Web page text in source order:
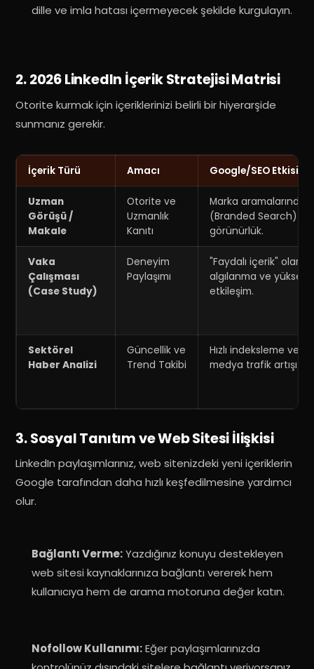
dille ve imla hatası içermeyecek şekilde kurgulayın.
2. 2026 LinkedIn İçerik Stratejisi Matrisi
Otorite kurmak için içeriklerinizi belirli bir hiyerarşide
sunmanız gerekir.
İçerik Türü Amacı Google/SEO Etkisi
Uzman
Görüşü /
Makale
Otorite ve
Uzmanlık
Kanıtı
Marka aramalarında
(Branded Search)
görünürlük.
Vaka
Çalışması
(Case Study)
Deneyim
Paylaşımı
"Faydalı içerik" olarak
algılanma ve yüksek
etkileşim.
Sektörel
Haber Analizi
Güncellik ve
Trend Takibi
Hızlı indeksleme ve
medya trafik artışı
3. Sosyal Tanıtım ve Web Sitesi İlişkisi
LinkedIn paylaşımlarınız, web sitenizdeki yeni içeriklerin
Google tarafından daha hızlı keşfedilmesine yardımcı
olur.
Bağlantı Verme:Yazdığınız konuyu destekleyen
web sitesi kaynaklarınıza bağlantı vererek hem
kullanıcıya hem de arama motoruna değer katın.
Nofollow Kullanımı:Eğer paylaşımlarınızda